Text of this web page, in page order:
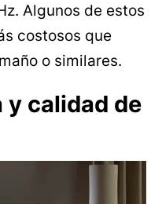
Algunos de estos
costosos que
o similares.
y calidad de